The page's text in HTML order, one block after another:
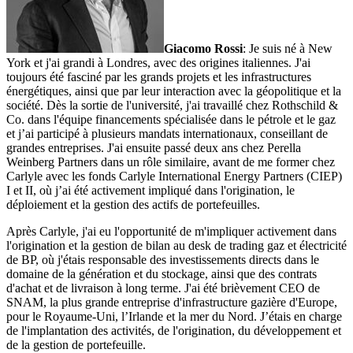
Giacomo Rossi: Je suis né à New
York et j'ai grandi à Londres, avec des origines italiennes. J'ai
toujours été fasciné par les grands projets et les infrastructures
énergétiques, ainsi que par leur interaction avec la géopolitique et la
société. Dès la sortie de l'université, j'ai travaillé chez Rothschild &
Co. dans l'équipe financements spécialisée dans le pétrole et le gaz
et j’ai participé à plusieurs mandats internationaux, conseillant de
grandes entreprises. J'ai ensuite passé deux ans chez Perella
Weinberg Partners dans un rôle similaire, avant de me former chez
Carlyle avec les fonds Carlyle International Energy Partners (CIEP)
I et II, où j’ai été activement impliqué dans l'origination, le
déploiement et la gestion des actifs de portefeuilles.
Après Carlyle, j'ai eu l'opportunité de m'impliquer activement dans
l'origination et la gestion de bilan au desk de trading gaz et électricité
de BP, où j'étais responsable des investissements directs dans le
domaine de la génération et du stockage, ainsi que des contrats
d'achat et de livraison à long terme. J'ai été brièvement CEO de
SNAM, la plus grande entreprise d'infrastructure gazière d'Europe,
pour le Royaume-Uni, l’Irlande et la mer du Nord. J’étais en charge
de l'implantation des activités, de l'origination, du développement et
de la gestion de portefeuille.